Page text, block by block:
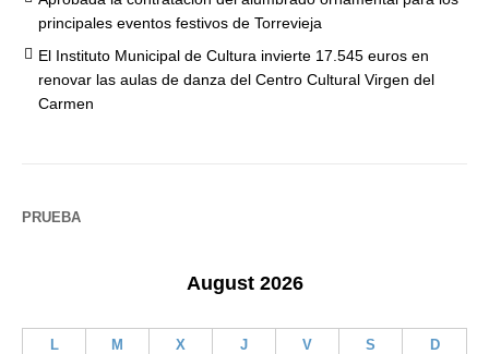
principales eventos festivos de Torrevieja
El Instituto Municipal de Cultura invierte 17.545 euros en
renovar las aulas de danza del Centro Cultural Virgen del
Carmen
PRUEBA
August 2026
L M X J V S D